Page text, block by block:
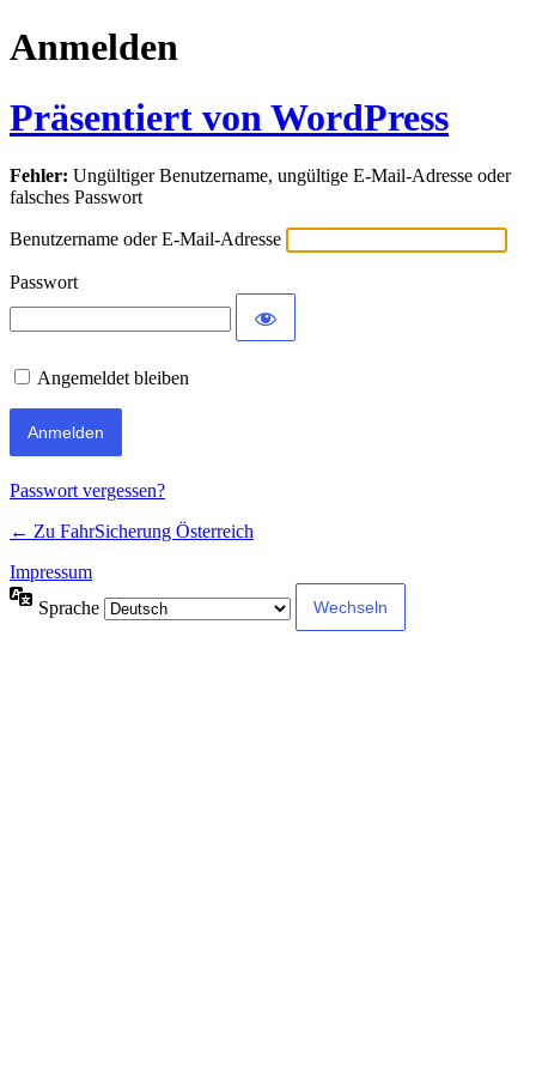
Anmelden
Präsentiert von WordPress
Fehler: Ungültiger Benutzername, ungültige E-Mail-Adresse oder
falsches Passwort
Benutzername oder E-Mail-Adresse
Passwort
Angemeldet bleiben
Passwort vergessen?
← Zu FahrSicherung Österreich
Impressum
Sprache